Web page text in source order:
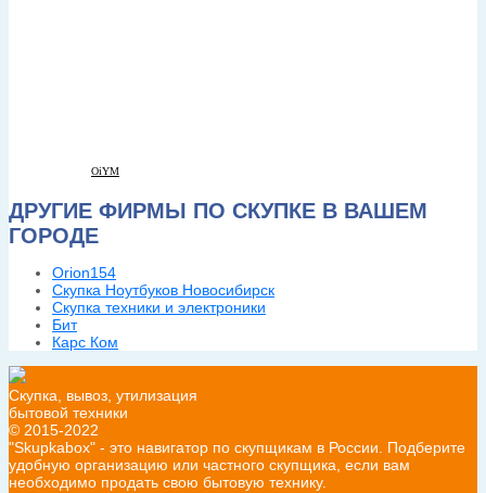
OiYM
ДРУГИЕ ФИРМЫ ПО СКУПКЕ В ВАШЕМ
ГОРОДЕ
Orion154
Скупка Ноутбуков Новосибирск
Скупка техники и электроники
Бит
Карс Ком
Скупка, вывоз, утилизация
бытовой техники
© 2015-2022
"Skupkabox" - это навигатор по скупщикам в России. Подберите
удобную организацию или частного скупщика, если вам
необходимо продать свою бытовую технику.